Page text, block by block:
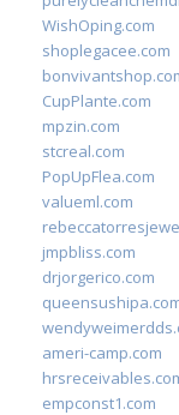
WishOping.com
shoplegacee.com
CupPlante.com
mpzin.com
stcreal.com
PopUpFlea.com
valueml.com
jmpbliss.com
drjorgerico.com
ameri-camp.com
empconst1.com